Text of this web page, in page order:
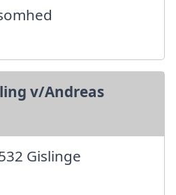
v/Andreas
Gislinge